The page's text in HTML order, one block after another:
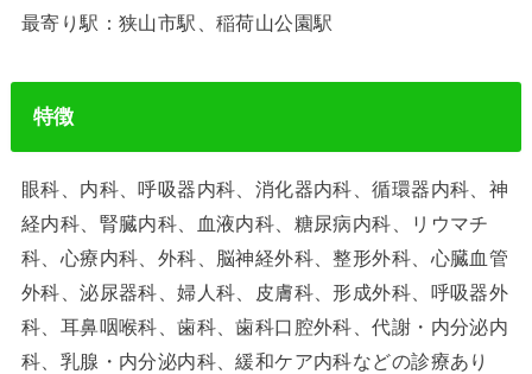
最寄り駅：狭山市駅、稲荷山公園駅
特徴
眼科、内科、呼吸器内科、消化器内科、循環器内科、神
経内科、腎臓内科、血液内科、糖尿病内科、リウマチ
科、心療内科、外科、脳神経外科、整形外科、心臓血管
外科、泌尿器科、婦人科、皮膚科、形成外科、呼吸器外
科、耳鼻咽喉科、歯科、歯科口腔外科、代謝・内分泌内
科、乳腺・内分泌内科、緩和ケア内科などの診療あり